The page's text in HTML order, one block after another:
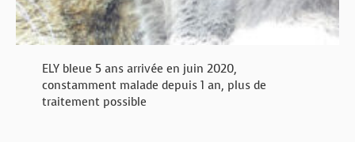
ELY bleue 5 ans arrivée en juin 2020,
constamment malade depuis 1 an, plus de
traitement possible